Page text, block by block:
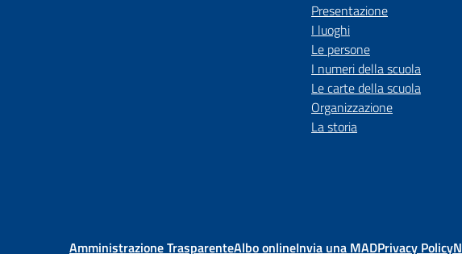
Presentazione
I luoghi
Le persone
I numeri della scuola
Le carte della scuola
Organizzazione
La storia
Amministrazione TrasparenteAlbo onlineInvia una MADPrivacy Policy